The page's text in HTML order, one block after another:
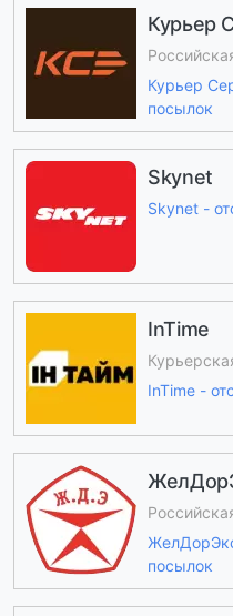
Курьер
Курьер
посылок
Skynet
Skynet -
InTime
InTime -
посылок